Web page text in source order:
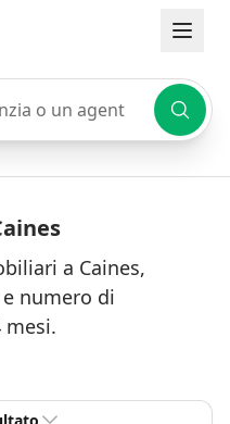
un agente
a Caines,
numero di